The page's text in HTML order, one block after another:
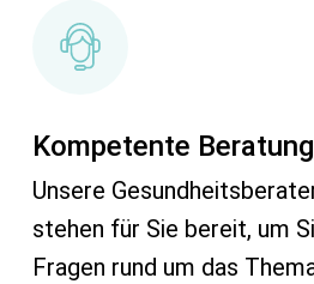
Kompetente Beratung
Unsere
stehen für Sie bereit, um
Fragen rund um das